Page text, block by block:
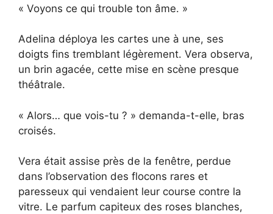
« Voyons ce qui trouble ton âme. »
Adelina déploya les cartes une à une, ses
doigts fins tremblant légèrement. Vera observa,
un brin agacée, cette mise en scène presque
théâtrale.
« Alors… que vois-tu ? » demanda-t-elle, bras
croisés.
Vera était assise près de la fenêtre, perdue
dans l’observation des flocons rares et
paresseux qui ven­daient leur course contre la
vitre. Le parfum capiteux des roses blanches,